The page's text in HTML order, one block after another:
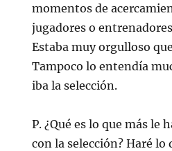
momentos de
jugadores o
Estaba muy orgulloso
Tampoco lo entendía
iba la selección.
P. ¿Qué es lo que más
con la selección? Haré lo